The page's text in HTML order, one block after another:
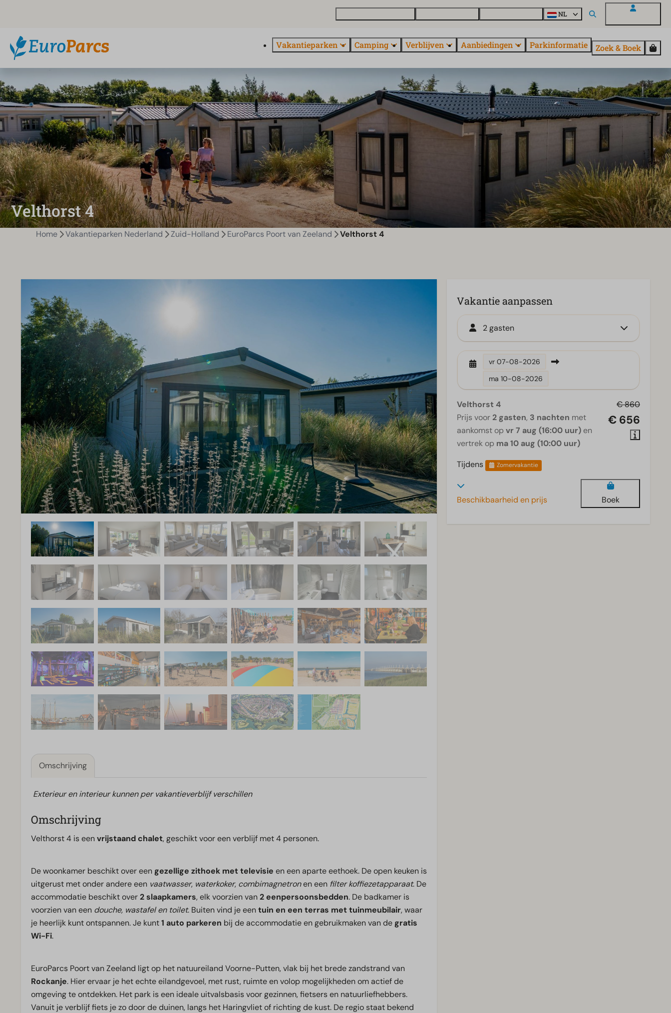
NL
Vakantieparken Camping Verblijven Aanbiedingen Parkinformatie Zoek & Boek
Velthorst 4
Home Vakantieparken Nederland Zuid-Holland EuroParcs Poort van Zeeland Velthorst 4
Omschrijving
Exterieur en interieur kunnen per vakantieverblijf verschillen
Omschrijving
Velthorst 4 is eenvrijstaand chalet, geschikt voor een verblijf met 4 personen.
De woonkamer beschikt over een gezellige zithoek met televisie en een aparte eethoek. De open keuken is
uitgerust met onder andere een vaatwasser, waterkoker, combimagnetronen een filter koffiezetapparaat. De
accommodatie beschikt over2 slaapkamers, elk voorzien van2 eenpersoonsbedden. De badkamer is
voorzien van een douche, wastafel en toilet. Buiten vind je eentuin en een terras met tuinmeubilair, waar
je heerlijk kunt ontspannen. Je kunt1 auto parkeren bij de accommodatie en gebruikmaken van de gratis
Wi-Fi.
EuroParcs Poort van Zeeland ligt op het natuureiland Voorne-Putten, vlak bij het brede zandstrand van
Rockanje. Hier ervaar je het echte eilandgevoel, met rust, ruimte en volop mogelijkheden om actief de
omgeving te ontdekken. Het park is een ideale uitvalsbasis voor gezinnen, fietsers en natuurliefhebbers.
Vanuit je verblijf fiets je zo door de duinen, langs het Haringvliet of richting de kust. De regio staat bekend
Vakantie aanpassen
2 gasten
vr 07-08-2026
ma 10-08-2026
€ 860
€ 656
Velthorst 4
Prijs voor 2 gasten, 3 nachten met
aankomst opvr 7 aug (16:00 uur) en
vertrek op ma 10 aug (10:00 uur)
Tijdens
Zomervakantie
Beschikbaarheid en prijs Boek